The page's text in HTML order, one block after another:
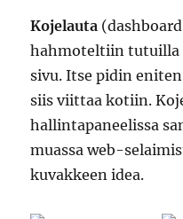
Kojelauta
hahmoteltiin tutuilla
sivu. Itse pidin
siis viittaa kotiin.
hallintapaneelissa
muassa web-
kuvakkeen idea.